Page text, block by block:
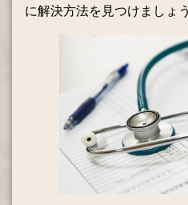
に解決方法を見つけましょう